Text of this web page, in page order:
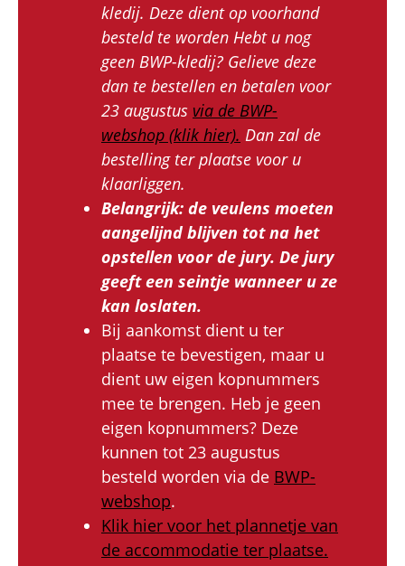
kledij. Deze dient op voorhand
besteld te worden Hebt u nog
geen BWP-kledij? Gelieve deze
dan te bestellen en betalen voor
23 augustus via de BWP-
webshop (klik hier). Dan zal de
bestelling ter plaatse voor u
klaarliggen.
Belangrijk: de veulens moeten
aangelijnd blijven tot na het
opstellen voor de jury. De jury
geeft een seintje wanneer u ze
kan loslaten.
Bij aankomst dient u ter
plaatse te bevestigen, maar u
dient uw eigen kopnummers
mee te brengen. Heb je geen
eigen kopnummers? Deze
kunnen tot 23 augustus
besteld worden via de BWP-
webshop.
Klik hier voor het plannetje van
de accommodatie ter plaatse.